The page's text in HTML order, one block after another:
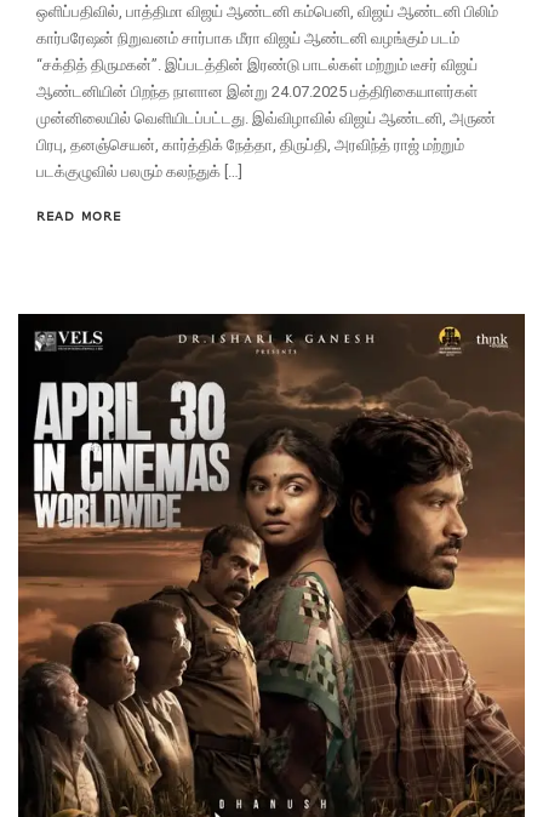
ஒளிப்பதிவில், பாத்திமா விஜய் ஆண்டனி கம்பெனி, விஜய் ஆண்டனி பிலிம்
கார்பரேஷன் நிறுவனம் சார்பாக மீரா விஜய் ஆண்டனி வழங்கும் படம்
“சக்தித் திருமகன்”. இப்படத்தின் இரண்டு பாடல்கள் மற்றும் டீசர் விஜய்
ஆண்டனியின் பிறந்த நாளான இன்று 24.07.2025 பத்திரிகையாளர்கள்
முன்னிலையில் வெளியிடப்பட்டது. இவ்விழாவில் விஜய் ஆண்டனி, அருண்
பிரபு, தனஞ்செயன், கார்த்திக் நேத்தா, திருப்தி, அரவிந்த் ராஜ் மற்றும்
படக்குழுவில் பலரும் கலந்துக் […]
READ MORE